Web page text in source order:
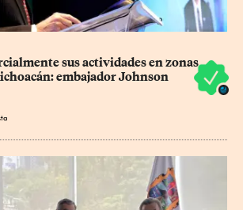
sus actividades en zonas
embajador Johnson